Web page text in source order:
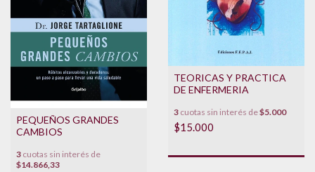
PEQUEÑOS GRANDES
CAMBIOS
3 cuotas sin interés de
$14.866,33
TEORICAS Y PRACTICA
DE ENFERMERIA
3 cuotas sin interés de$5.000
$15.000